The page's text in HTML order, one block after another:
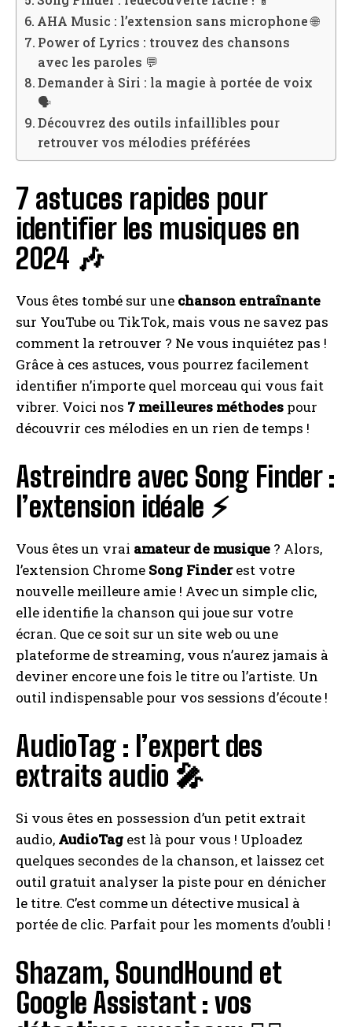
AHA Music : l’extension sans microphone 🌐
Power of Lyrics : trouvez des chansons
avec les paroles 💬
Demander à Siri : la magie à portée de voix
🗣️
Découvrez des outils infaillibles pour
retrouver vos mélodies préférées
7 astuces rapides pour
identifier les musiques en
2024 🎶
Vous êtes tombé sur une chanson entraînante
sur YouTube ou TikTok, mais vous ne savez pas
comment la retrouver ? Ne vous inquiétez pas !
Grâce à ces astuces, vous pourrez facilement
identifier n’importe quel morceau qui vous fait
vibrer. Voici nos 7 meilleures méthodes pour
découvrir ces mélodies en un rien de temps !
Astreindre avec Song Finder :
l’extension idéale ⚡
Vous êtes un vrai amateur de musique ? Alors,
l’extension Chrome Song Finderest votre
nouvelle meilleure amie ! Avec un simple clic,
elle identifie la chanson qui joue sur votre
écran. Que ce soit sur un site web ou une
plateforme de streaming, vous n’aurez jamais à
deviner encore une fois le titre ou l’artiste. Un
outil indispensable pour vos sessions d’écoute !
AudioTag : l’expert des
extraits audio 🎤
Si vous êtes en possession d’un petit extrait
audio, AudioTag est là pour vous ! Uploadez
quelques secondes de la chanson, et laissez cet
outil gratuit analyser la piste pour en dénicher
le titre. C’est comme un détective musical à
portée de clic. Parfait pour les moments d’oubli !
Shazam, SoundHound et
Google Assistant : vos